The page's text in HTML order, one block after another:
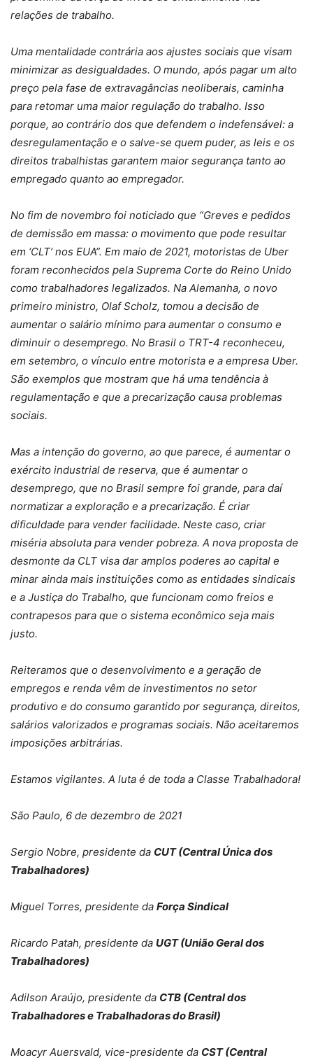
relações de trabalho.
Uma mentalidade contrária aos ajustes sociais que visam
minimizar as desigualdades. O mundo, após pagar um alto
preço pela fase de extravagâncias neoliberais, caminha
para retomar uma maior regulação do trabalho. Isso
porque, ao contrário dos que defendem o indefensável: a
desregulamentação e o salve-se quem puder, as leis e os
direitos trabalhistas garantem maior segurança tanto ao
empregado quanto ao empregador.
No fim de novembro foi noticiado que “Greves e pedidos
de demissão em massa: o movimento que pode resultar
em ‘CLT’ nos EUA”. Em maio de 2021, motoristas de Uber
foram reconhecidos pela Suprema Corte do Reino Unido
como trabalhadores legalizados. Na Alemanha, o novo
primeiro ministro, Olaf Scholz, tomou a decisão de
aumentar o salário mínimo para aumentar o consumo e
diminuir o desemprego. No Brasil o TRT-4 reconheceu,
em setembro, o vínculo entre motorista e a empresa Uber.
São exemplos que mostram que há uma tendência à
regulamentação e que a precarização causa problemas
sociais.
Mas a intenção do governo, ao que parece, é aumentar o
exército industrial de reserva, que é aumentar o
desemprego, que no Brasil sempre foi grande, para daí
normatizar a exploração e a precarização. É criar
dificuldade para vender facilidade. Neste caso, criar
miséria absoluta para vender pobreza. A nova proposta de
desmonte da CLT visa dar amplos poderes ao capital e
minar ainda mais instituições como as entidades sindicais
e a Justiça do Trabalho, que funcionam como freios e
contrapesos para que o sistema econômico seja mais
justo.
Reiteramos que o desenvolvimento e a geração de
empregos e renda vêm de investimentos no setor
produtivo e do consumo garantido por segurança, direitos,
salários valorizados e programas sociais. Não aceitaremos
imposições arbitrárias.
Estamos vigilantes. A luta é de toda a Classe Trabalhadora!
São Paulo, 6 de dezembro de 2021
Sergio Nobre, presidente da CUT (Central Única dos
Trabalhadores)
Miguel Torres, presidente da Força Sindical
Ricardo Patah, presidente da UGT (União Geral dos
Trabalhadores)
Adilson Araújo, presidente da CTB (Central dos
Trabalhadores e Trabalhadoras do Brasil)
Moacyr Auersvald, vice-presidente da CST (Central